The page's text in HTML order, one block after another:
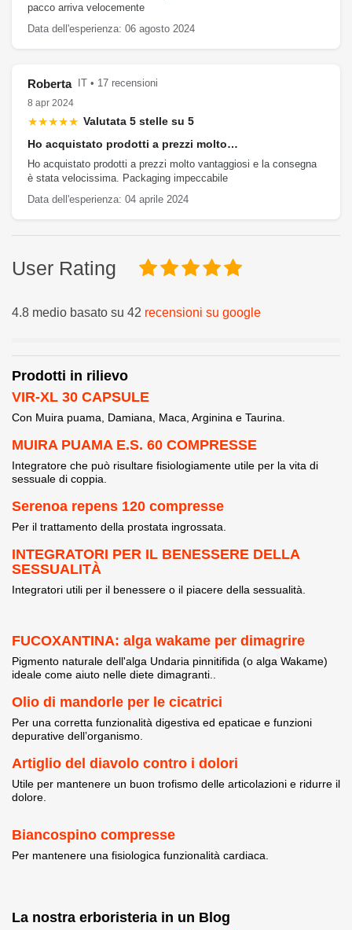
pacco arriva velocemente
Data dell'esperienza: 06 agosto 2024
Roberta
IT • 17 recensioni
8 apr 2024
★★★★★ Valutata 5 stelle su 5
Ho acquistato prodotti a prezzi molto…
Ho acquistato prodotti a prezzi molto vantaggiosi e la consegna
è stata velocissima. Packaging impeccabile
Data dell'esperienza: 04 aprile 2024
User Rating
4.8 medio basato su 42 recensioni su google
Prodotti in rilievo
VIR-XL 30 CAPSULE
Con Muira puama, Damiana, Maca, Arginina e Taurina.
MUIRA PUAMA E.S. 60 COMPRESSE
Integratore che può risultare fisiologiamente utile per la vita di
sessuale di coppia.
Serenoa repens 120 compresse
Per il trattamento della prostata ingrossata.
INTEGRATORI PER IL BENESSERE DELLA
SESSUALITÀ
Integratori utili per il benessere o il piacere della sessualità.
FUCOXANTINA: alga wakame per dimagrire
Pigmento naturale dell'alga Undaria pinnitifida (o alga Wakame)
ideale come aiuto nelle diete dimagranti..
Olio di mandorle per le cicatrici
Per una corretta funzionalità digestiva ed epaticae e funzioni
depurative dell’organismo.
Artiglio del diavolo contro i dolori
Utile per mantenere un buon trofismo delle articolazioni e ridurre il
dolore.
Biancospino compresse
Per mantenere una fisiologica funzionalità cardiaca.
La nostra erboristeria in un Blog